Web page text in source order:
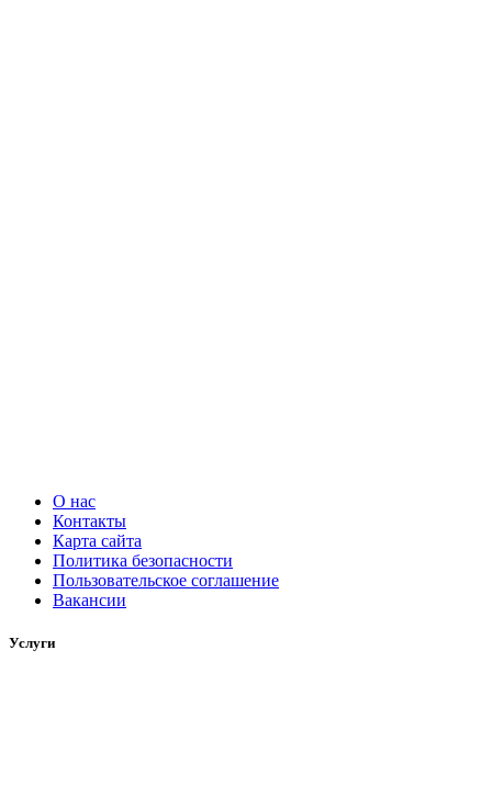
О нас
Контакты
Карта сайта
Политика безопасности
Пользовательское соглашение
Вакансии
Услуги